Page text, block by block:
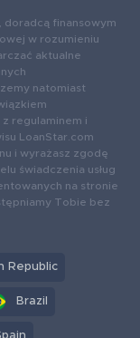
doradcą finansowym
w rozumieniu
aktualne
natomiast
regulaminem i
LoanStar.com
i wyrażasz zgodę
świadczenia usług
na stronie
Tobie bez
Republic
Brazil